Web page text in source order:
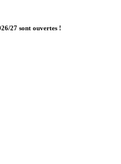
27 sont ouvertes !